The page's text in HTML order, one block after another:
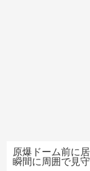
原爆ドーム前に
瞬間に周囲で見